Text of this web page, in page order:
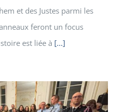
et des Justes parmi les
feront un focus
est liée à [...]